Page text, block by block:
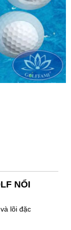
NỔI
lõi đặc